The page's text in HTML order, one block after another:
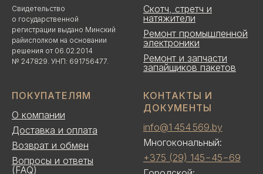
Свидетельство
о государственной
регистрации выдано Минский
райисполком на основании
решения от 06.02.2014
№ 247829. УНП: 691756477.
Скотч, стретч и
натяжители
Ремонт промышленной
электроники
Ремонт и запчасти
запайщиков пакетов
ПОКУПАТЕЛЯМ
О компании
Доставка и оплата
Возврат и обмен
Вопросы и ответы
(FAQ)
КОНТАКТЫ И
ДОКУМЕНТЫ
info@1 454 569.by
Многокональный:
+375 (29) 145−45−69